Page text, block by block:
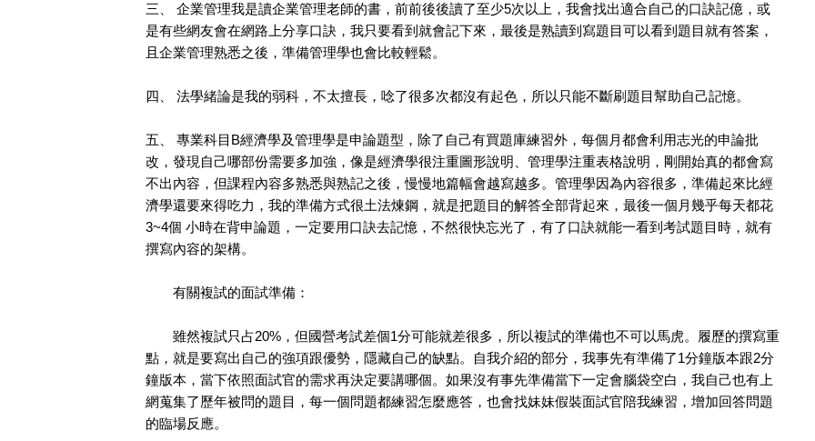
三、 企業管理我是讀企業管理老師的書，前前後後讀了至少5次以上，我會找出適合自己的口訣記億，或
是有些網友會在網路上分享口訣，我只要看到就會記下來，最後是熟讀到寫題目可以看到題目就有答案，
且企業管理熟悉之後，準備管理學也會比較輕鬆。
四、 法學緒論是我的弱科，不太擅長，唸了很多次都沒有起色，所以只能不斷刷題目幫助自己記憶。
五、 專業科目B經濟學及管理學是申論題型，除了自己有買題庫練習外，每個月都會利用志光的申論批
改，發現自己哪部份需要多加強，像是經濟學很注重圖形說明、管理學注重表格說明，剛開始真的都會寫
不出內容，但課程內容多熟悉與熟記之後，慢慢地篇幅會越寫越多。管理學因為內容很多，準備起來比經
濟學還要來得吃力，我的準備方式很土法煉鋼，就是把題目的解答全部背起來，最後一個月幾乎每天都花
3~4個 小時在背申論題，一定要用口訣去記憶，不然很快忘光了，有了口訣就能一看到考試題目時，就有
撰寫內容的架構。
有關複試的面試準備：
雖然複試只占20%，但國營考試差個1分可能就差很多，所以複試的準備也不可以馬虎。履歷的撰寫重
點，就是要寫出自己的強項跟優勢，隱藏自己的缺點。自我介紹的部分，我事先有準備了1分鐘版本跟2分
鐘版本，當下依照面試官的需求再決定要講哪個。如果沒有事先準備當下一定會腦袋空白，我自己也有上
網蒐集了歷年被問的題目，每一個問題都練習怎麼應答，也會找妹妹假裝面試官陪我練習，增加回答問題
的臨場反應。